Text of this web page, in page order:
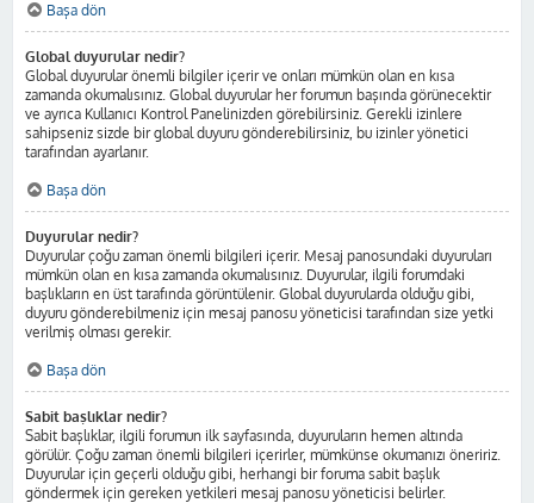
Başa dön
Global duyurular nedir?
Global duyurular önemli bilgiler içerir ve onları mümkün olan en kısa
zamanda okumalısınız. Global duyurular her forumun başında görünecektir
ve ayrıca Kullanıcı Kontrol Panelinizden görebilirsiniz. Gerekli izinlere
sahipseniz sizde bir global duyuru gönderebilirsiniz, bu izinler yönetici
tarafından ayarlanır.
Başa dön
Duyurular nedir?
Duyurular çoğu zaman önemli bilgileri içerir. Mesaj panosundaki duyuruları
mümkün olan en kısa zamanda okumalısınız. Duyurular, ilgili forumdaki
başlıkların en üst tarafında görüntülenir. Global duyurularda olduğu gibi,
duyuru gönderebilmeniz için mesaj panosu yöneticisi tarafından size yetki
verilmiş olması gerekir.
Başa dön
Sabit başlıklar nedir?
Sabit başlıklar, ilgili forumun ilk sayfasında, duyuruların hemen altında
görülür. Çoğu zaman önemli bilgileri içerirler, mümkünse okumanızı öneririz.
Duyurular için geçerli olduğu gibi, herhangi bir foruma sabit başlık
göndermek için gereken yetkileri mesaj panosu yöneticisi belirler.